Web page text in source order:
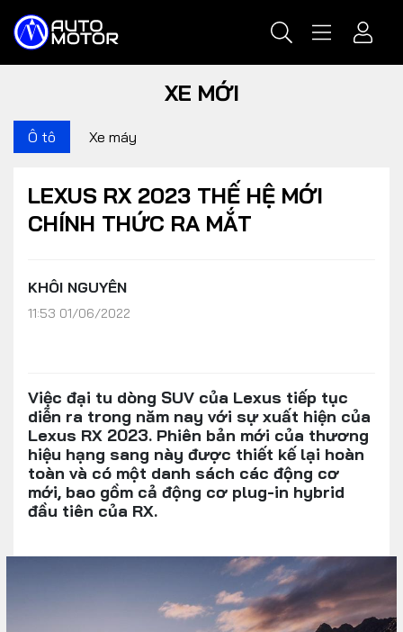
XE MỚI
Ô tô Xe máy
LEXUS RX 2023 THẾ HỆ MỚI
CHÍNH THỨC RA MẮT
KHÔI NGUYÊN
11:53 01/06/2022
Việc đại tu dòng SUV của Lexus tiếp tục
diễn ra trong năm nay với sự xuất hiện của
Lexus RX 2023. Phiên bản mới của thương
hiệu hạng sang này được thiết kế lại hoàn
toàn và có một danh sách các động cơ
mới, bao gồm cả động cơ plug-in hybrid
đầu tiên của RX.